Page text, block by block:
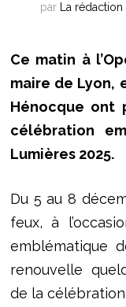
par La rédaction
Ce matin à
maire de Lyon,
Hénocque ont
célébration
Lumières 2025.
Du 5 au 8
feux, à
emblématique
renouvelle
de la